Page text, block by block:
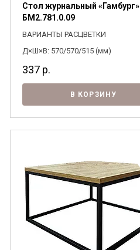
Стол журнальный «Гамбург»
БМ2.781.0.09
ВАРИАНТЫ РАСЦВЕТКИ
Д×Ш×В: 570/570/515 (мм)
337 р.
В КОРЗИНУ